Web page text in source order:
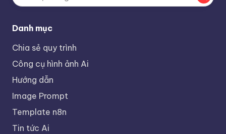
Danh mục
Chia sẻ quy trình
Công cụ hình ảnh Ai
Hướng dẫn
Image Prompt
Template n8n
Tin tức Ai